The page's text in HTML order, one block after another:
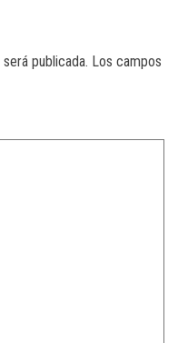
publicada. Los campos